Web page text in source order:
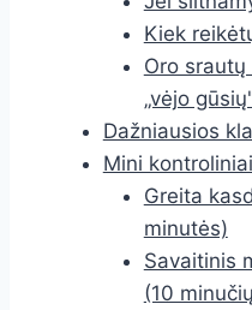
Kiek
Oro
„vėjo
Dažniausios
Mini
Greita
minutės)
Savaitinis
(10